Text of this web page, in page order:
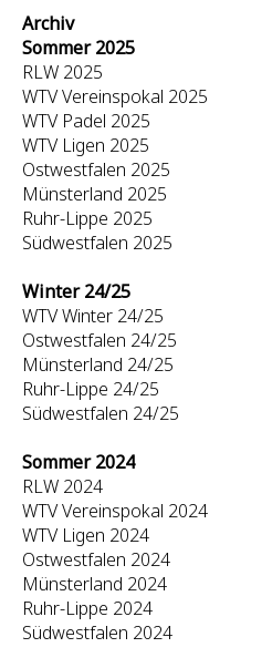
Archiv
Sommer 2025
RLW 2025
WTV Vereinspokal 2025
WTV Padel 2025
WTV Ligen 2025
Ostwestfalen 2025
Münsterland 2025
Ruhr-Lippe 2025
Südwestfalen 2025
Winter 24/25
WTV Winter 24/25
Ostwestfalen 24/25
Münsterland 24/25
Ruhr-Lippe 24/25
Südwestfalen 24/25
Sommer 2024
RLW 2024
WTV Vereinspokal 2024
WTV Ligen 2024
Ostwestfalen 2024
Münsterland 2024
Ruhr-Lippe 2024
Südwestfalen 2024